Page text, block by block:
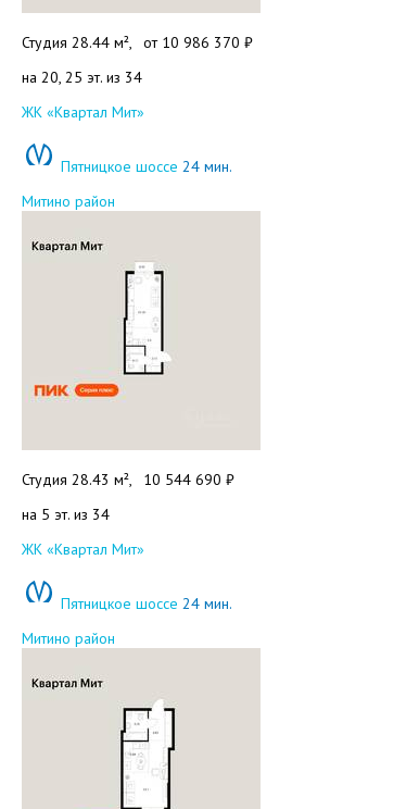
Студия 28.44 м², от 10 986 370 ₽
на 20, 25 эт. из 34
Добавить в избранное
ЖК «Квартал Мит»
Пятницкое шоссе 24 мин.
Митино район
Студия 28.43 м², 10 544 690 ₽
на 5 эт. из 34
Добавить в избранное
ЖК «Квартал Мит»
Пятницкое шоссе 24 мин.
Митино район